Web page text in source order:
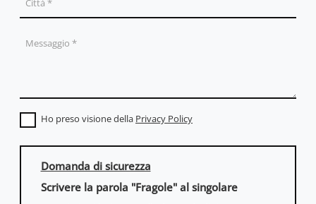
Ho preso visione della Privacy Policy
Domanda di sicurezza
Scrivere la parola "Fragole" al singolare